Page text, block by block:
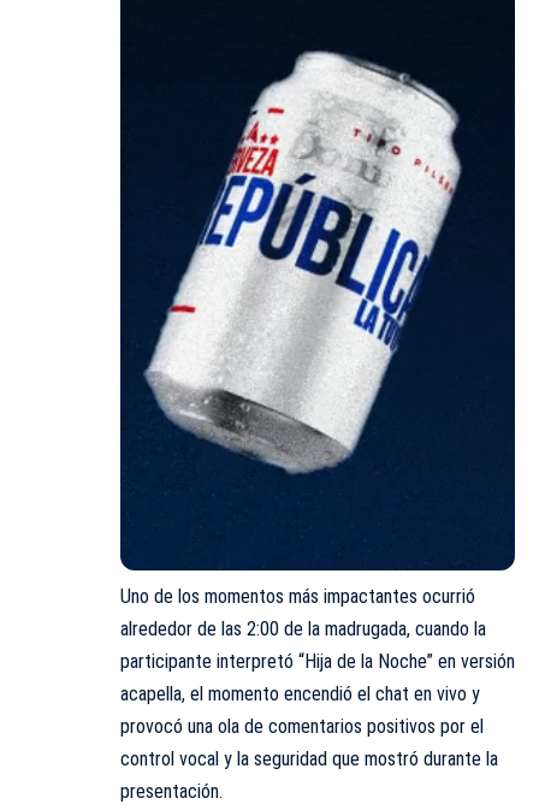
Uno de los momentos más impactantes ocurrió
alrededor de las 2:00 de la madrugada, cuando la
participante interpretó “Hija de la Noche” en versión
acapella, el momento encendió el chat en vivo y
provocó una ola de comentarios positivos por el
control vocal y la seguridad que mostró durante la
presentación.